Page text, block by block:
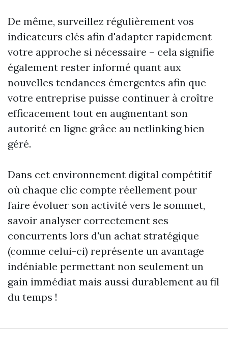
De même, surveillez régulièrement vos
indicateurs clés afin d'adapter rapidement
votre approche si nécessaire – cela signifie
également rester informé quant aux
nouvelles tendances émergentes afin que
votre entreprise puisse continuer à croître
efficacement tout en augmentant son
autorité en ligne grâce au netlinking bien
géré.
Dans cet environnement digital compétitif
où chaque clic compte réellement pour
faire évoluer son activité vers le sommet,
savoir analyser correctement ses
concurrents lors d'un achat stratégique
(comme celui-ci) représente un avantage
indéniable permettant non seulement un
gain immédiat mais aussi durablement au fil
du temps !